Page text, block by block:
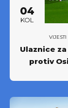
sezonu
04
KOL
VIJESTI
Ulaznice
protiv